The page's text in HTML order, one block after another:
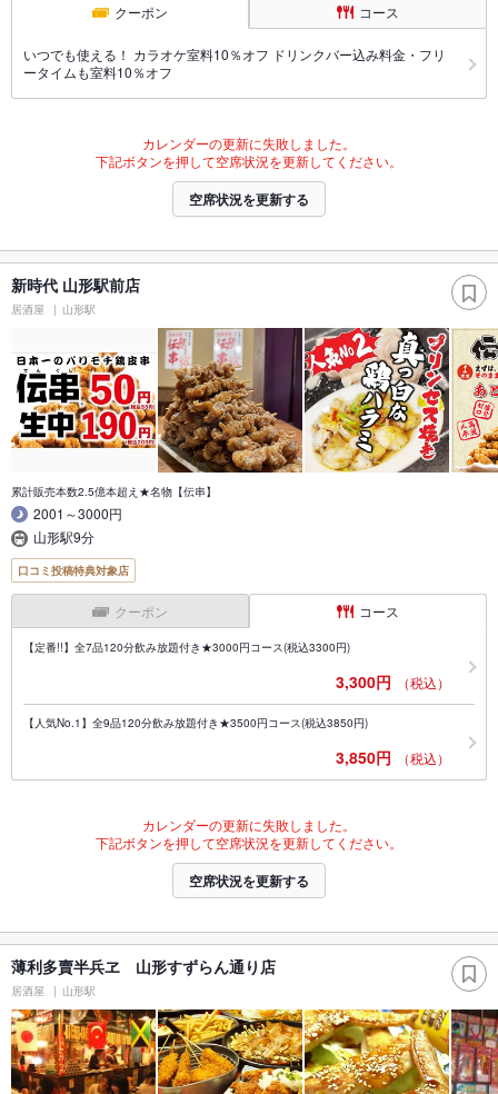
クーポン コース
いつでも使える！ カラオケ室料10％オフ ドリンクバー込み料金・フリ
ータイムも室料10％オフ
カレンダーの更新に失敗しました。
下記ボタンを押して空席状況を更新してください。
空席状況を更新する
新時代 山形駅前店
居酒屋 山形駅
累計販売本数2.5億本超え★名物【伝串】
2001～3000円
山形駅9分
口コミ投稿特典対象店
クーポン コース
【定番!!】全7品120分飲み放題付き★3000円コース(税込3300円)
3,300円 （税込）
【人気No.1】全9品120分飲み放題付き★3500円コース(税込3850円)
3,850円 （税込）
カレンダーの更新に失敗しました。
下記ボタンを押して空席状況を更新してください。
空席状況を更新する
薄利多賣半兵ヱ 山形すずらん通り店
居酒屋 山形駅